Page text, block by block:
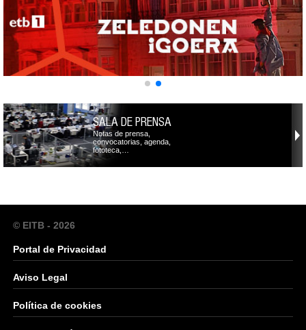
SALA DE PRENSA
Notas de prensa,
convocatorias, agenda,
fototeca,…
© EITB - 2026
Portal de Privacidad
Aviso Legal
Política de cookies